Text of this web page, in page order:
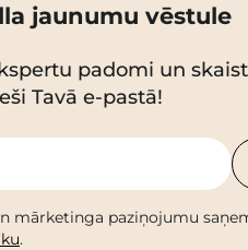
jaunumu vēstule
padomi un
Tavā e-pastā!
mārketinga paziņojumu
.